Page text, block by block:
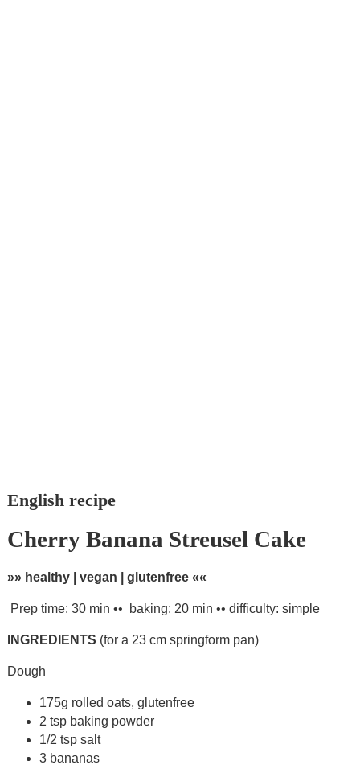
English recipe
Cherry Banana Streusel Cake
»» healthy | vegan | glutenfree ««
Prep time: 30 min •• baking: 20 min •• difficulty: simple
INGREDIENTS (for a 23 cm springform pan)
Dough
175g rolled oats, glutenfree
2 tsp baking powder
1/2 tsp salt
3 bananas